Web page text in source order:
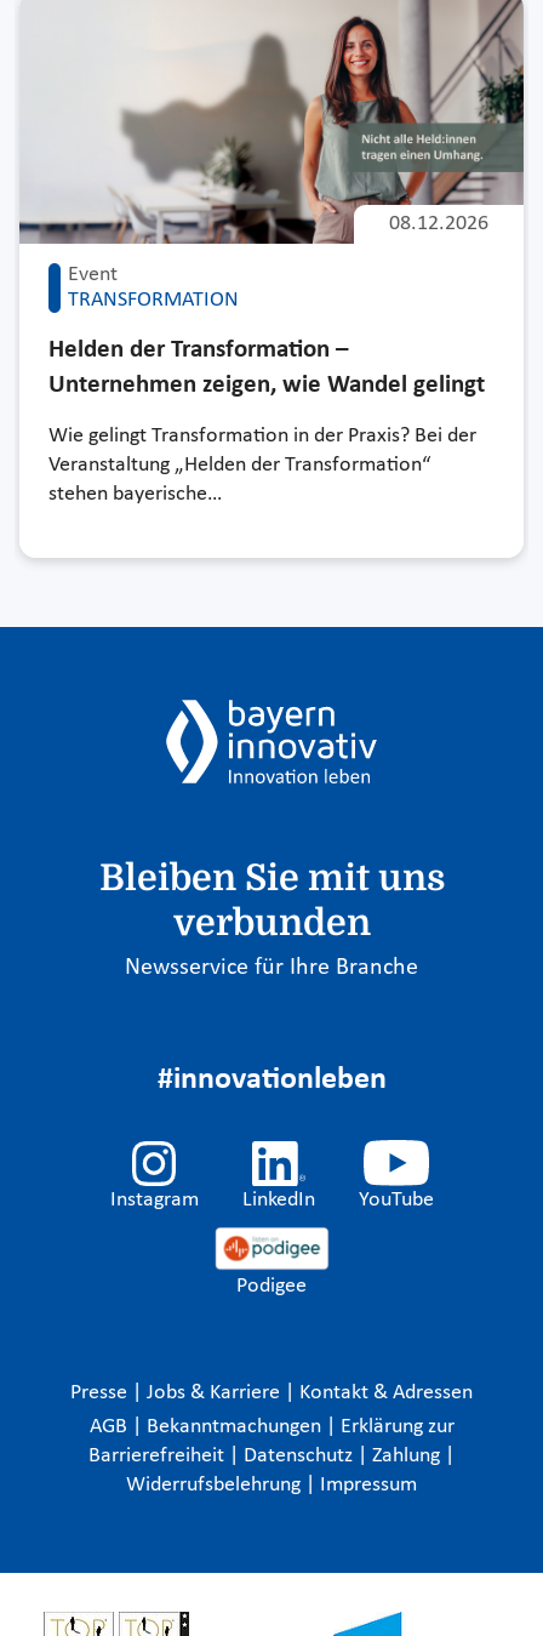
Event
TRANSFORMATION
08.12.2026
Helden der Transformation –
Unternehmen zeigen, wie Wandel gelingt
Wie gelingt Transformation in der Praxis? Bei der
Veranstaltung „Helden der Transformation“
stehen bayerische…
Bleiben Sie mit uns
verbunden
Newsservice für Ihre Branche
#innovationleben
Instagram LinkedIn YouTube
Podigee
Presse Jobs & Karriere
Kontakt & Adressen
AGB
Bekanntmachungen
Erklärung zur
Barrierefreiheit
Datenschutz Zahlung
Widerrufsbelehrung
Impressum